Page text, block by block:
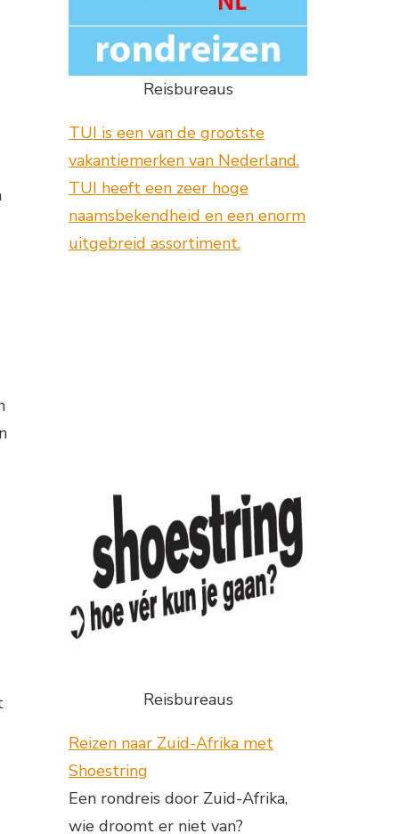
Reisbureaus
TUI is een van de grootste
vakantiemerken van Nederland.
TUI heeft een zeer hoge
naamsbekendheid en een enorm
uitgebreid assortiment.
Reisbureaus
Reizen naar Zuid-Afrika met
Shoestring
Een rondreis door Zuid-Afrika,
wie droomt er niet van?